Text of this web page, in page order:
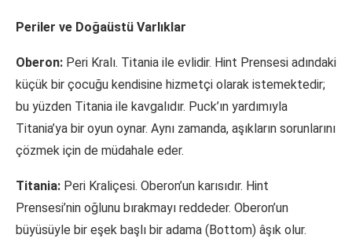
Periler ve Doğaüstü Varlıklar
Oberon: Peri Kralı. Titania ile evlidir. Hint Prensesi adındaki
küçük bir çocuğu kendisine hizmetçi olarak istemektedir;
bu yüzden Titania ile kavgalıdır. Puck’ın yardımıyla
Titania’ya bir oyun oynar. Aynı zamanda, aşıkların sorunlarını
çözmek için de müdahale eder.
Titania: Peri Kraliçesi. Oberon’un karısıdır. Hint
Prensesi’nin oğlunu bırakmayı reddeder. Oberon’un
büyüsüyle bir eşek başlı bir adama (Bottom) âşık olur.